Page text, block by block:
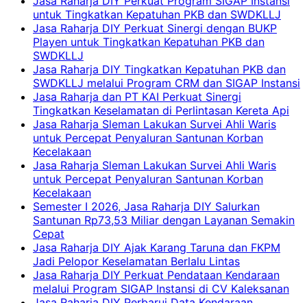
untuk Tingkatkan Kepatuhan PKB dan SWDKLLJ
Jasa Raharja DIY Perkuat Sinergi dengan BUKP
Playen untuk Tingkatkan Kepatuhan PKB dan
SWDKLLJ
Jasa Raharja DIY Tingkatkan Kepatuhan PKB dan
SWDKLLJ melalui Program CRM dan SIGAP Instansi
Jasa Raharja dan PT KAI Perkuat Sinergi
Tingkatkan Keselamatan di Perlintasan Kereta Api
Jasa Raharja Sleman Lakukan Survei Ahli Waris
untuk Percepat Penyaluran Santunan Korban
Kecelakaan
Jasa Raharja Sleman Lakukan Survei Ahli Waris
untuk Percepat Penyaluran Santunan Korban
Kecelakaan
Semester I 2026, Jasa Raharja DIY Salurkan
Santunan Rp73,53 Miliar dengan Layanan Semakin
Cepat
Jasa Raharja DIY Ajak Karang Taruna dan FKPM
Jadi Pelopor Keselamatan Berlalu Lintas
Jasa Raharja DIY Perkuat Pendataan Kendaraan
melalui Program SIGAP Instansi di CV Kaleksanan